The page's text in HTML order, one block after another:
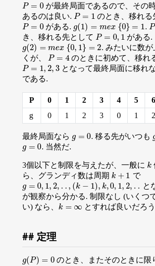
P = 0
P= 0 が最終局面であるので、その
あるのは良い. P = 1
P= 1 のとき、移れる
P = 0
P= 0 がある. g(1) = mex {0} = 1
g(1)= m ex {0} =1 . P
P=
き、移れる先として P = 0, 1
P= 0, 1 がある.
g(2) = mex {0, 1} = 2
g(2)= mex {0, 1}= 2
. みたいに数
くが、 P = 4
P= 4 のときに初めて、移れ
P = 1, 2, 3
P= 1, 2,3 となって最終局面に移れ
である.
P 0 1 2 3 4 5 6
g
0 1 2 3 0 1 2
最終局面なら g = 0
g=0 . 移る先がいつも
g = 0
g=0 . 当然だ.
3個以下と制限を与えたが、一般に k
k
ら、グランディ数は周期 k + 1
k+1 で
g = 0, 1, 2, . . , (k − 1), k,0, 1, 2, . .
g=0, 1,2,.. ,(k − 1) ,k,0,1 ,2,..
と
が観察から分かる. 制限なし (いくつ
い) なら、 k = ∞
k=∞ とすれば良いだろ
定理
g(P) = 0
g(P)= 0 のとき、またそのときに限